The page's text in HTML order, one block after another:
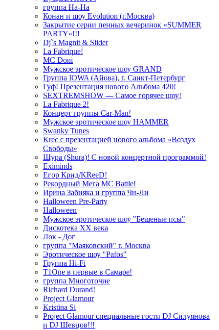
группа На-На
Конан и шоу Evolution (г.Москва)
Закрытие серии пенных вечеринок «SUMMER
PARTY»!!!
Dj`s Magnit & Slider
La Fabrique!
MC Doni
Мужское эротическое шоу GRAND
Группа IOWA (Айова), г. Санкт-Петербург
Гуф! Презентация нового Альбома 420!
SEXTREMSHOW — Самое горячее шоу!
La Fabrique 2!
Концерт группы Car-Man!
Мужское эротическое шоу HAMMER
Swanky Tunes
Krec с презентацией нового альбома «Воздух
Свободы»
Шура (Shura)! С новой концертной программой!
Eximinds
Егор Крид/KReeD!
Рекордный Мега МС Battle!
Ирина Забияка и группа Чи-Ли
Halloween Pre-Party
Halloween
Мужское эротическое шоу "Бешеные псы"
Дискотека ХХ века
Лок - Дог
группа "Маяковский" г. Москва
Эротическое шоу "Pafos"
Группа Hi-Fi
T1One в первые в Самаре!
группа Многоточие
Richard Durand!
Project Glamour
Kristina Si
Project Glamour специальные гости DJ Силуянова
и DJ Шевцов!!!